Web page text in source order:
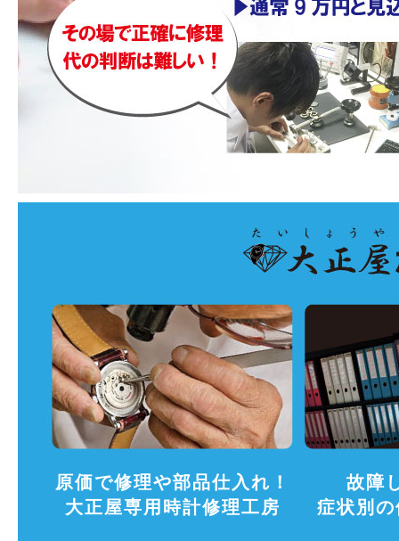
原価で修理や部品仕入れ！
大正屋専用時計修理工房
故障
症状別